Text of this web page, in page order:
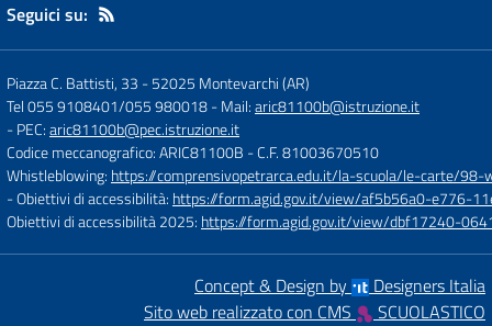
Seguici su:
Piazza C. Battisti, 33 -52025 Montevarchi (AR)
Tel 055 9108401/055 980018- Mail:aric81100b@istruzione.it
- PEC:aric81100b@pec.istruzione.it
Codice meccanografico: ARIC81100B - C.F. 81003670510
Whistleblowing: https://comprensivopetrarca.edu.it/la-scuola/le-carte/98-
- Obiettivi di accessibilità: https://form.agid.gov.it/view/af5b56a0-e776-
Obiettivi di accessibilità 2025: https://form.agid.gov.it/view/dbf17240-
Concept & Design by
Designers Italia
Sito web realizzato con CMS
SCUOLASTICO